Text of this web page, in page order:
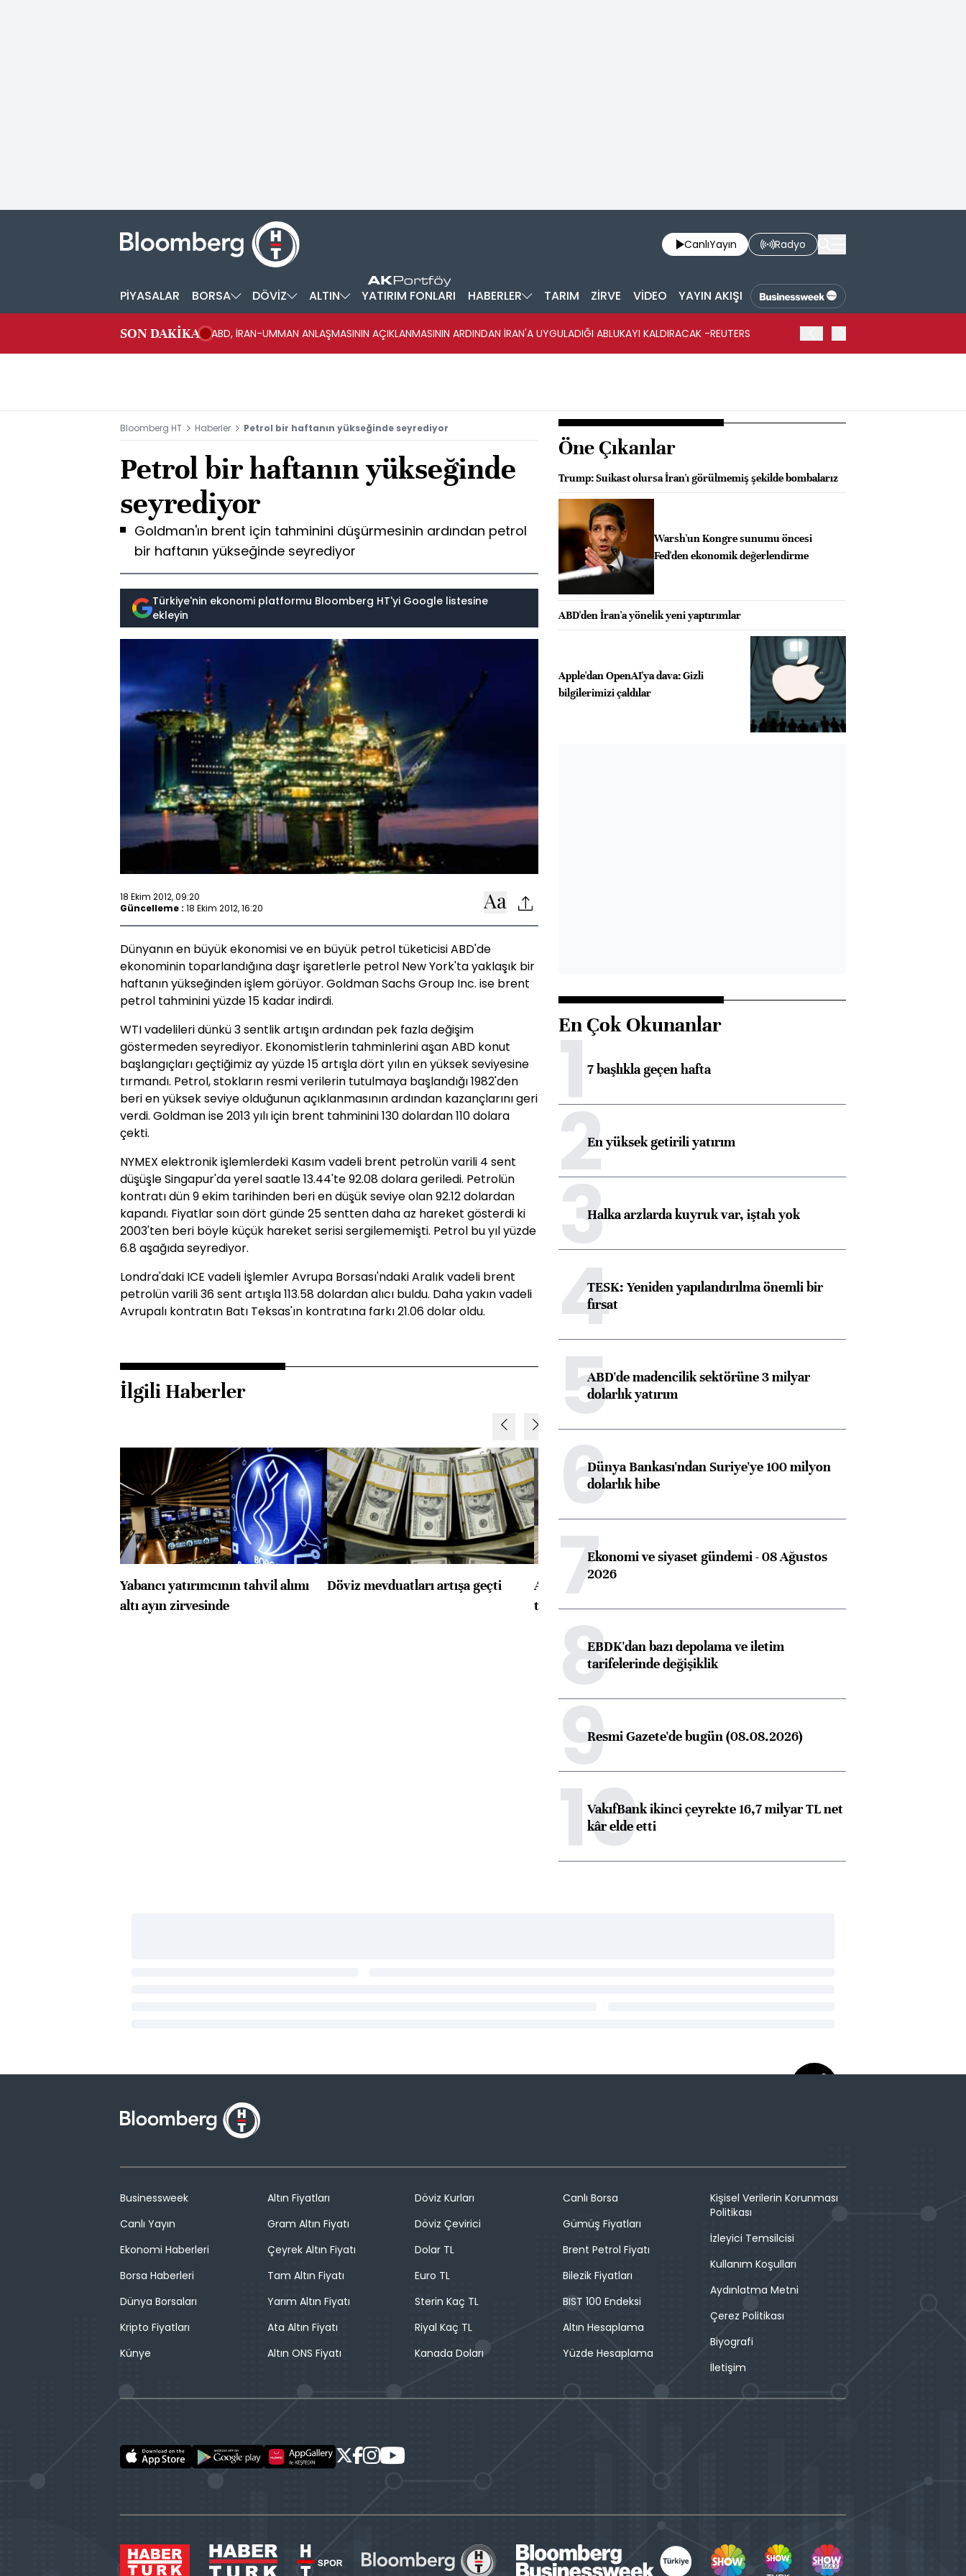
CanlıYayın Radyo
PİYASALAR BORSA DÖVİZ ALTIN YATIRIM FONLARI HABERLER TARIM ZİRVE VİDEO YAYIN AKIŞI
SON DAKİKA ABD, İRAN-UMMAN ANLAŞMASININ AÇIKLANMASININ ARDINDAN İRAN'A UYGULADIĞI ABLUKAYI KALDIRACAK -REUTERS
Bloomberg HT Haberler Petrol bir haftanın yükseğinde seyrediyor
Petrol bir haftanın yükseğinde
seyrediyor
Goldman'ın brent için tahminini düşürmesinin ardından petrol
bir haftanın yükseğinde seyrediyor
Türkiye'nin ekonomi platformu Bloomberg HT'yi Google listesine
ekleyin
18 Ekim 2012, 09:20
Güncelleme : 18 Ekim 2012, 16:20
Dünyanın en büyük ekonomisi ve en büyük petrol tüketicisi ABD'de
ekonominin toparlandığına daşr işaretlerle petrol New York'ta yaklaşık bir
haftanın yükseğinden işlem görüyor. Goldman Sachs Group Inc. ise brent
petrol tahminini yüzde 15 kadar indirdi.
WTI vadelileri dünkü 3 sentlik artışın ardından pek fazla değişim
göstermeden seyrediyor. Ekonomistlerin tahminlerini aşan ABD konut
başlangıçları geçtiğimiz ay yüzde 15 artışla dört yılın en yüksek seviyesine
tırmandı. Petrol, stokların resmi verilerin tutulmaya başlandığı 1982'den
beri en yüksek seviye olduğunun açıklanmasının ardından kazançlarını geri
verdi. Goldman ise 2013 yılı için brent tahminini 130 dolardan 110 dolara
çekti.
NYMEX elektronik işlemlerdeki Kasım vadeli brent petrolün varili 4 sent
düşüşle Singapur'da yerel saatle 13.44'te 92.08 dolara geriledi. Petrolün
kontratı dün 9 ekim tarihinden beri en düşük seviye olan 92.12 dolardan
kapandı. Fiyatlar soın dört günde 25 sentten daha az hareket gösterdi ki
2003'ten beri böyle küçük hareket serisi sergilememişti. Petrol bu yıl yüzde
6.8 aşağıda seyrediyor.
Londra'daki ICE vadeli İşlemler Avrupa Borsası'ndaki Aralık vadeli brent
petrolün varili 36 sent artışla 113.58 dolardan alıcı buldu. Daha yakın vadeli
Avrupalı kontratın Batı Teksas'ın kontratına farkı 21.06 dolar oldu.
İlgili Haberler
Yabancı yatırımcının tahvil alımı
altı ayın zirvesinde
Döviz mevduatları artışa geçti
ABD'de konut başlangıçları
toparlandı
Almanya, Commerzbank
Öne Çıkanlar
Trump: Suikast olursa İran'ı görülmemiş şekilde bombalarız
Warsh'un Kongre sunumu öncesi
Fed'den ekonomik değerlendirme
ABD'den İran'a yönelik yeni yaptırımlar
Apple'dan OpenAI'ya dava: Gizli
bilgilerimizi çaldılar
En Çok Okunanlar
17 başlıkla geçen hafta
2En yüksek getirili yatırım
3Halka arzlarda kuyruk var, iştah yok
4TESK: Yeniden yapılandırılma önemli bir
fırsat
5ABD'de madencilik sektörüne 3 milyar
dolarlık yatırım
6Dünya Bankası'ndan Suriye'ye 100 milyon
dolarlık hibe
7Ekonomi ve siyaset gündemi - 08 Ağustos
2026
8EBDK'dan bazı depolama ve iletim
tarifelerinde değişiklik
9Resmi Gazete'de bugün (08.08.2026)
10
VakıfBank ikinci çeyrekte 16,7 milyar TL net
kâr elde etti
Businessweek
Canlı Yayın
Ekonomi Haberleri
Borsa Haberleri
Dünya Borsaları
Kripto Fiyatları
Künye
Altın Fiyatları
Gram Altın Fiyatı
Çeyrek Altın Fiyatı
Tam Altın Fiyatı
Yarım Altın Fiyatı
Ata Altın Fiyatı
Altın ONS Fiyatı
Döviz Kurları
Döviz Çevirici
Dolar TL
Euro TL
Sterin Kaç TL
Riyal Kaç TL
Kanada Doları
Canlı Borsa
Gümüş Fiyatları
Brent Petrol Fiyatı
Bilezik Fiyatları
BIST 100 Endeksi
Altın Hesaplama
Yüzde Hesaplama
Kişisel Verilerin Korunması
Politikası
İzleyici Temsilcisi
Kullanım Koşulları
Aydınlatma Metni
Çerez Politikası
Biyografi
İletişim